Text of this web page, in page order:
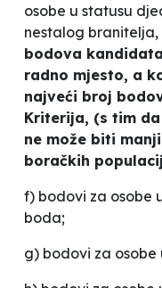
osobe u statusu
nestalog branitelja,
bodova
radno mjesto, a
najveći broj
Kriterija, (s tim
ne može biti
boračkih
f) bodovi za osobe
boda;
g) bodovi za